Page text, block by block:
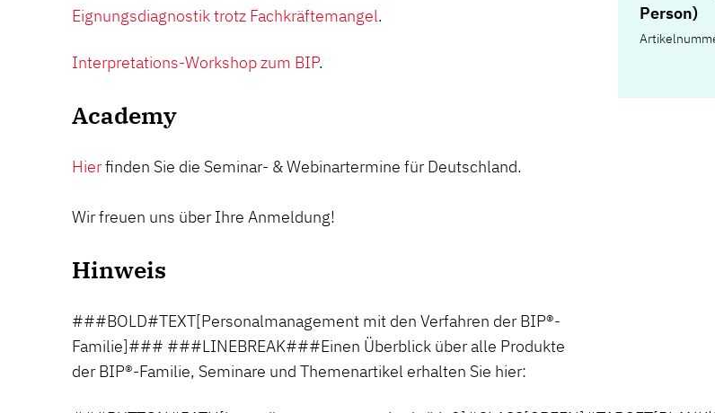
Person)
Eignungsdiagnostik trotz Fachkräftemangel.
Interpretations-Workshop zum BIP.
Academy
Hierfinden Sie die Seminar- & Webinartermine für Deutschland.
Wir freuen uns über Ihre Anmeldung!
Hinweis
###BOLD#TEXT[Personalmanagement mit den Verfahren der BIP®-
Familie]### ###LINEBREAK###Einen Überblick über alle Produkte
der BIP®-Familie, Seminare und Themenartikel erhalten Sie hier: